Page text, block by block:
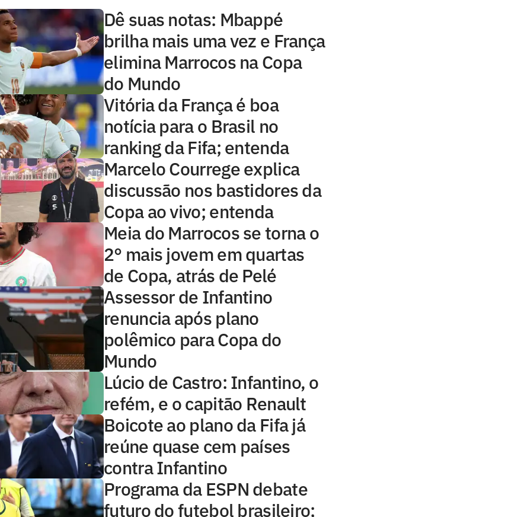
Dê suas notas: Mbappé
brilha mais uma vez e França
elimina Marrocos na Copa
do Mundo
Vitória da França é boa
notícia para o Brasil no
ranking da Fifa; entenda
Marcelo Courrege explica
discussão nos bastidores da
Copa ao vivo; entenda
Meia do Marrocos se torna o
2° mais jovem em quartas
de Copa, atrás de Pelé
Assessor de Infantino
renuncia após plano
polêmico para Copa do
Mundo
Lúcio de Castro: Infantino, o
refém, e o capitão Renault
Boicote ao plano da Fifa já
reúne quase cem países
contra Infantino
Programa da ESPN debate
futuro do futebol brasileiro;